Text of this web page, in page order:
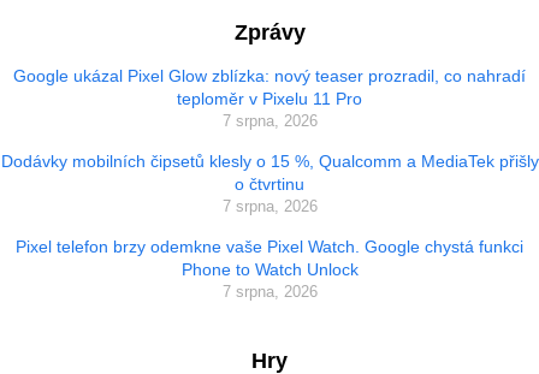
Zprávy
Google ukázal Pixel Glow zblízka: nový teaser prozradil, co nahradí
teploměr v Pixelu 11 Pro
7 srpna, 2026
Dodávky mobilních čipsetů klesly o 15 %, Qualcomm a MediaTek přišly
o čtvrtinu
7 srpna, 2026
Pixel telefon brzy odemkne vaše Pixel Watch. Google chystá funkci
Phone to Watch Unlock
7 srpna, 2026
Hry